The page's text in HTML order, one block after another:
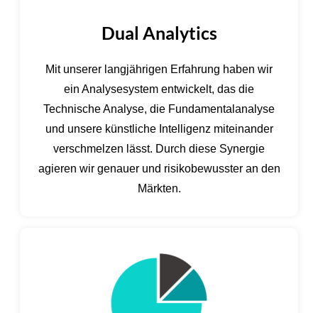
Dual Analytics
Mit unserer langjährigen Erfahrung haben wir
ein Analysesystem entwickelt, das die
Technische Analyse, die Fundamentalanalyse
und unsere künstliche Intelligenz miteinander
verschmelzen lässt. Durch diese Synergie
agieren wir genauer und risikobewusster an den
Märkten.